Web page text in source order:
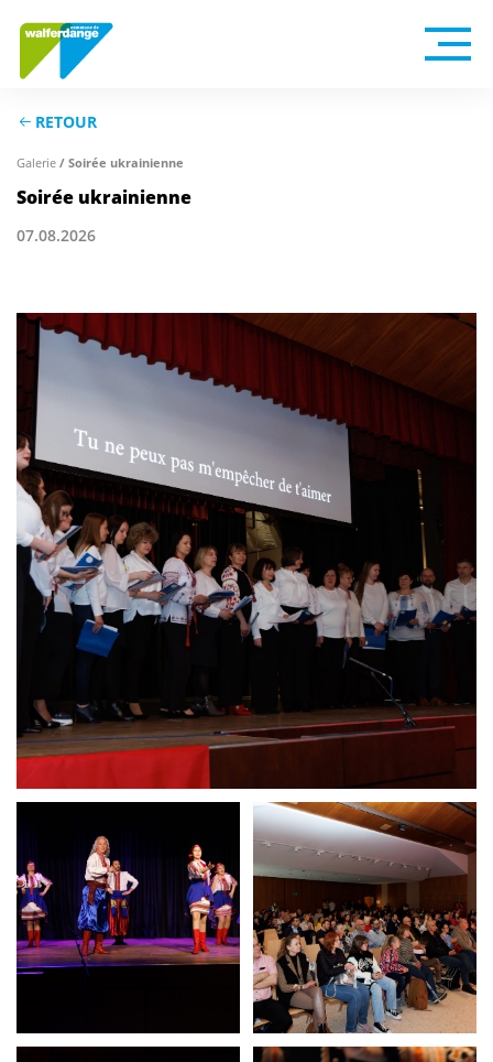
RETOUR
Galerie / Soirée ukrainienne
Soirée ukrainienne
07.08.2026